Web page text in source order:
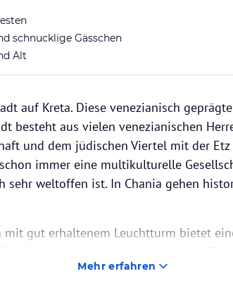
schnucklige Gässchen
Alt
auf Kreta. Diese venezianisch
besteht aus vielen venezianischen
und dem jüdischen Viertel mit der Etz
immer eine multikulturelle
sehr weltoffen ist. In Chania gehen
mit gut erhaltenem Leuchtturm bietet
mit Glasbooten und Inris,
Mehr erfahren